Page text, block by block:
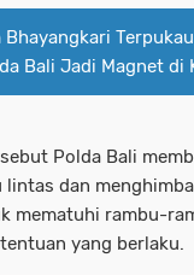
Bhayangkari
Bali Jadi Magnet di
Polda Bali
dan
mematuhi rambu-
yang berlaku.